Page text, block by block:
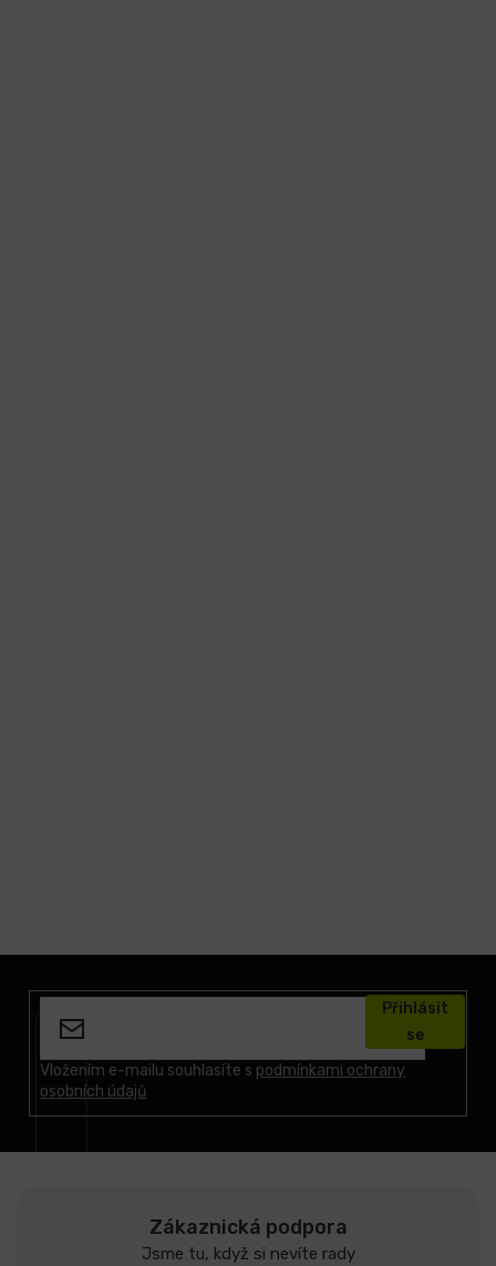
Vložením e-mailu souhlasíte s podmínkami ochrany
osobních údajů
Přihlásit
se
Zákaznická podpora
Jsme tu, když si nevíte rady